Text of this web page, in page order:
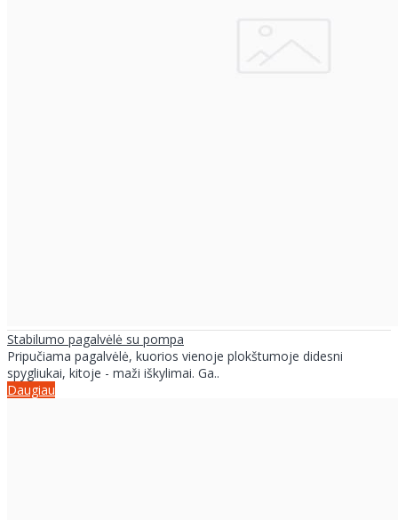
Stabilumo pagalvėlė su pompa
Pripučiama pagalvėlė, kuorios vienoje plokštumoje didesni
spygliukai, kitoje - maži iškylimai. Ga..
Daugiau